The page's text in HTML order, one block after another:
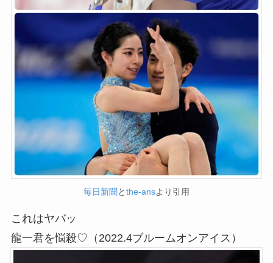
毎日新聞とthe-ansより引用
これはヤバッ
龍一君を悩殺♡（2022.4ブルームオンアイス）